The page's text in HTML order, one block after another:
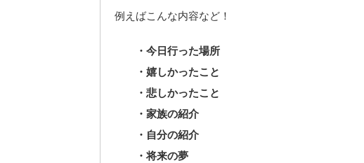
例えばこんな内容など！
・今日行った場所
・嬉しかったこと
・悲しかったこと
・家族の紹介
・自分の紹介
・将来の夢